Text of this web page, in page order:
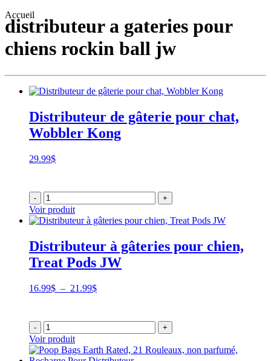
Accueil
distributeur a gateries pour
chiens rockin ball jw
Distributeur de gâterie pour chat,
Wobbler Kong
29.99$
- +
Voir produit
Distributeur à gâteries pour chien,
Treat Pods JW
16.99$ – 21.99$Plage
16.99$
à
- +
Voir produit